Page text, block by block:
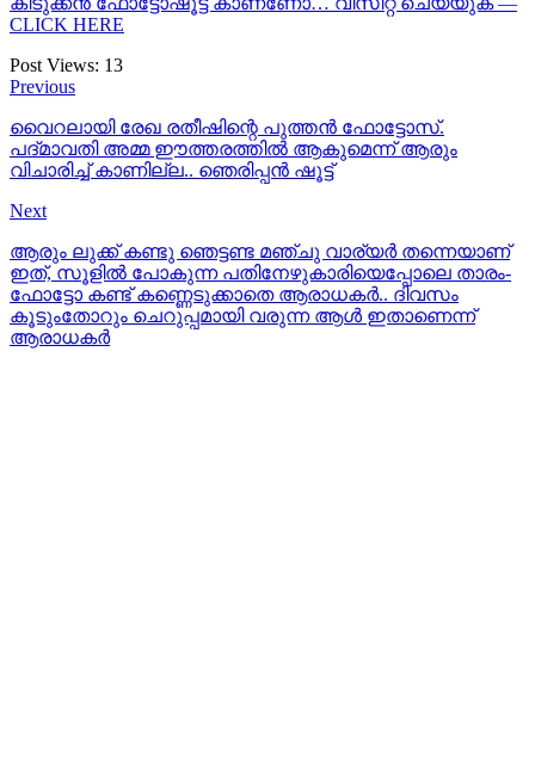
CLICK HERE
Post Views: 13
Previous
വൈറലായി രേഖ രതീഷിന്റെ പുത്തന്‍ ഫോട്ടോസ്.
പദ്മാവതി അമ്മ ഈത്തരത്തില്‍ ആകുമെന്ന് ആരും
വിചാരിച്ച് കാണില്ല.. ഞെരിപ്പന്‍ ഷൂട്ട്‌
Next
ആരും ലുക്ക് കണ്ടു ഞെട്ടണ്ട മഞ്ചു വാര്യര്‍ തന്നെയാണ്
ഇത്, സൂളില്‍ പോകുന്ന പതിനേഴുകാരിയെപ്പോലെ താരം-
ഫോട്ടോ കണ്ട് കണ്ണെടുക്കാതെ ആരാധകര്‍.. ദിവസം
കൂടുംതോറും ചെറുപ്പമായി വരുന്ന ആള്‍ ഇതാണെന്ന്
ആരാധകര്‍